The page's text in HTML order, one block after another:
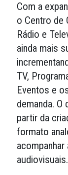
Com a
o Centro de
Rádio e
ainda mais
TV,
Eventos e
demanda.
partir da
formato
audiovisuais.